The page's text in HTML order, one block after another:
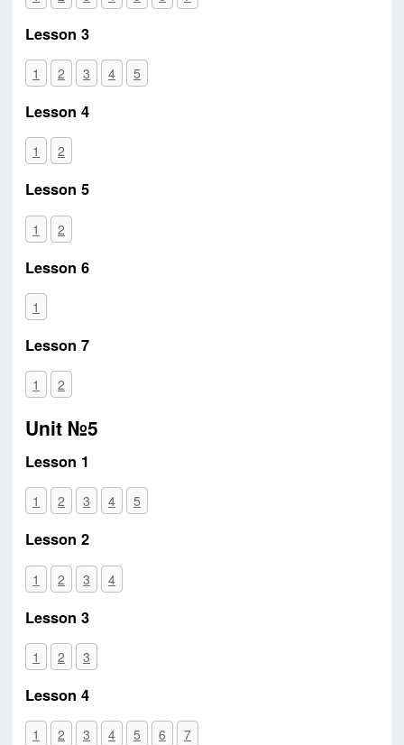
Lesson 3
1 2 3 4 5
Lesson 4
1 2
Lesson 5
1 2
Lesson 6
1
Lesson 7
1 2
Unit №5
Lesson 1
1 2 3 4 5
Lesson 2
1 2 3 4
Lesson 3
1 2 3
Lesson 4
1 2 3 4 5 6 7